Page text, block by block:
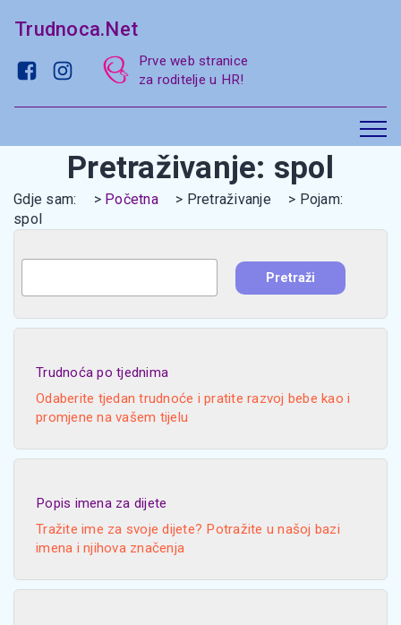
Trudnoca.Net
Prve web stranice
za roditelje u HR!
Pretraživanje: spol
Gdje sam: Početna Pretraživanje
Pojam:
spol
Trudnoća po tjednima
Odaberite tjedan trudnoće i pratite razvoj bebe kao i
promjene na vašem tijelu
Popis imena za dijete
Tražite ime za svoje dijete? Potražite u našoj bazi
imena i njihova značenja